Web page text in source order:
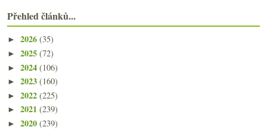
Přehled článků...
► 2026 (35)
► 2025 (72)
► 2024 (106)
► 2023 (160)
► 2022 (225)
► 2021 (239)
► 2020 (239)